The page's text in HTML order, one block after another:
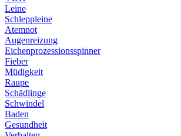
Leine
Schleppleine
Atemnot
Augenreizung
Eichenprozessionsspinner
Fieber
Müdigkeit
Raupe
Schädlinge
Schwindel
Baden
Gesundheit